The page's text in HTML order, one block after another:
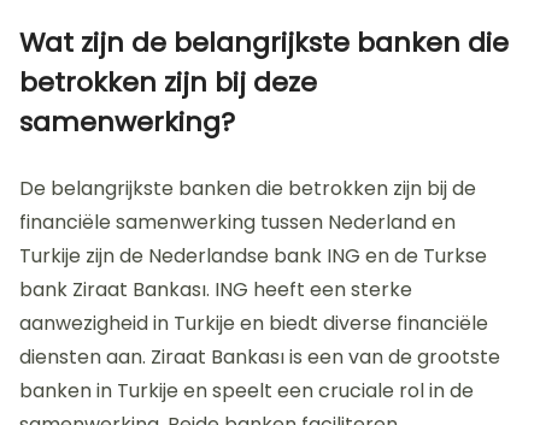
Wat zijn de belangrijkste banken die
betrokken zijn bij deze
samenwerking?
De belangrijkste banken die betrokken zijn bij de
financiële samenwerking tussen Nederland en
Turkije zijn de Nederlandse bank ING en de Turkse
bank Ziraat Bankası. ING heeft een sterke
aanwezigheid in Turkije en biedt diverse financiële
diensten aan. Ziraat Bankası is een van de grootste
banken in Turkije en speelt een cruciale rol in de